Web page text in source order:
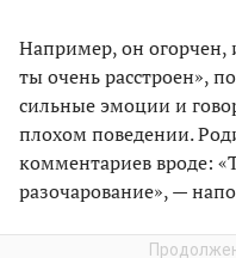
Например, он огорчен,
ты очень расстроен»,
сильные эмоции и
плохом поведении.
комментариев вроде:
разочарование», —